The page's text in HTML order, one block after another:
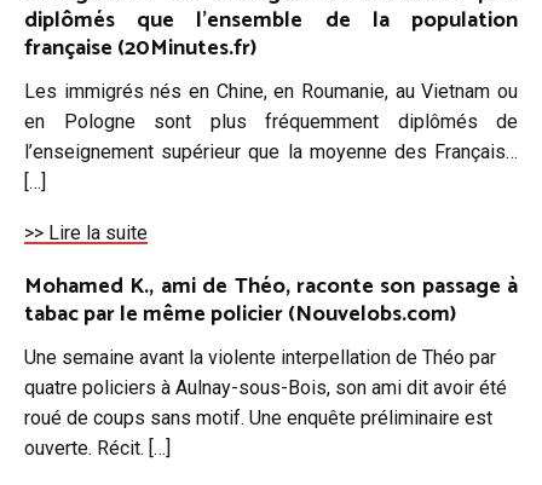
diplômés que l’ensemble de la population
française (20Minutes.fr)
Les immigrés nés en Chine, en Roumanie, au Vietnam ou
en Pologne sont plus fréquemment diplômés de
l’enseignement supérieur que la moyenne des Français…
[…]
>> Lire la suite
Mohamed K., ami de Théo, raconte son passage à
tabac par le même policier (Nouvelobs.com)
Une semaine avant la violente interpellation de Théo par
quatre policiers à Aulnay-sous-Bois, son ami dit avoir été
roué de coups sans motif. Une enquête préliminaire est
ouverte. Récit. […]